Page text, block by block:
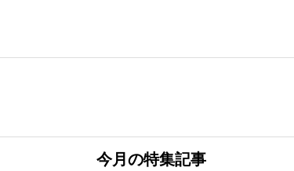
今月の特集記事